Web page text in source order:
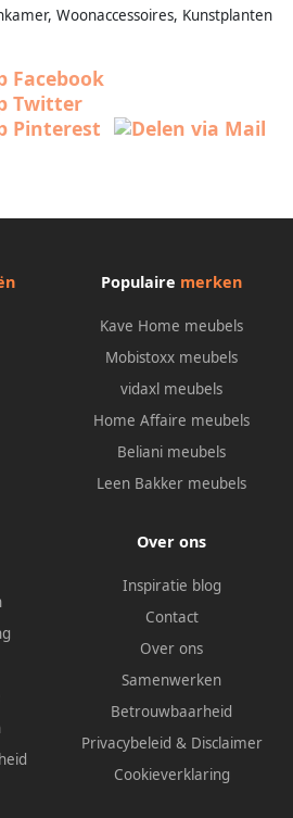
Woonaccessoires, Kunstplanten
Populaire merken
Kave Home meubels
Mobistoxx meubels
vidaxl meubels
Home Affaire meubels
Beliani meubels
Leen Bakker meubels
Over ons
Inspiratie blog
Contact
Over ons
Samenwerken
Betrouwbaarheid
Privacybeleid & Disclaimer
Cookieverklaring